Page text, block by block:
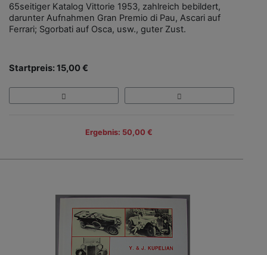
65seitiger Katalog Vittorie 1953, zahlreich bebildert,
darunter Aufnahmen Gran Premio di Pau, Ascari auf
Ferrari; Sgorbati auf Osca, usw., guter Zust.
Startpreis: 15,00 €
Ergebnis: 50,00 €